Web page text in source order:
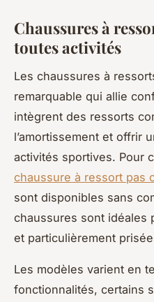
Chaussures à
toutes activités
Les chaussures à
remarquable qui allie
intègrent des ressorts
l’amortissement et offrir
activités sportives. Pour
chaussure à ressort pas
sont disponibles sans
chaussures sont idéales
et particulièrement
Les modèles varient en
fonctionnalités, certains